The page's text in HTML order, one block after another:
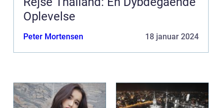
Oplevelse
Peter Mortensen 18 januar 2024